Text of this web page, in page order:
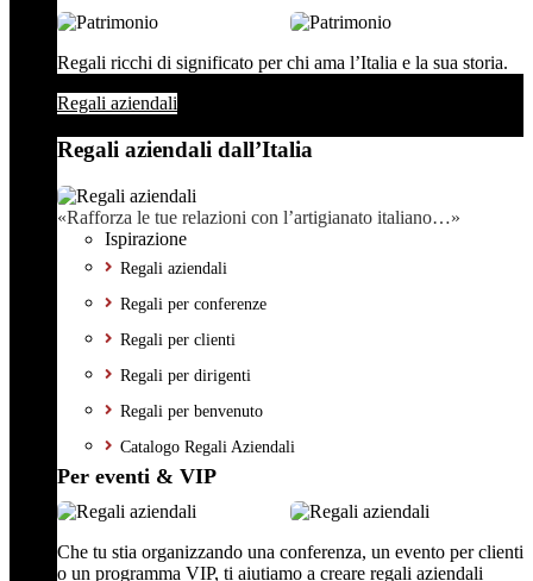
Regali ricchi di significato per chi ama l’Italia e la sua storia.
Regali aziendali
Regali aziendali dall’Italia
«Rafforza le tue relazioni con l’artigianato italiano…»
Ispirazione
Regali aziendali
Regali per conferenze
Regali per clienti
Regali per dirigenti
Regali per benvenuto
Catalogo Regali Aziendali
Per eventi & VIP
Che tu stia organizzando una conferenza, un evento per clienti
o un programma VIP, ti aiutiamo a creare regali aziendali